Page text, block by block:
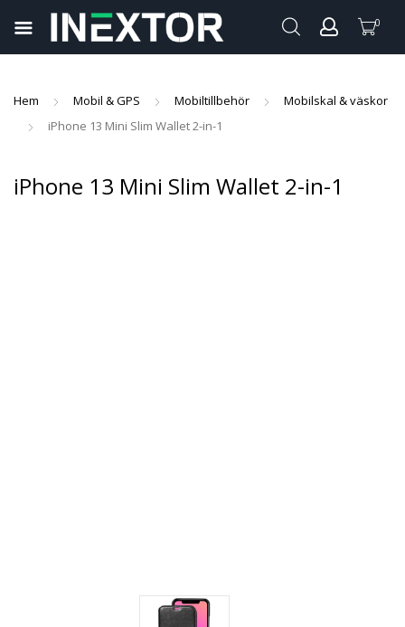
0
Hem Mobil & GPS Mobiltillbehör
Mobilskal & väskor
iPhone 13 Mini Slim Wallet 2-in-1
iPhone 13 Mini Slim Wallet 2-in-1